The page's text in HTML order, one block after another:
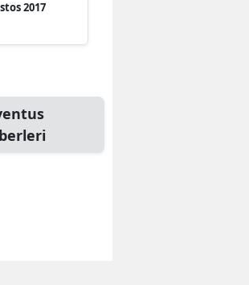
2017